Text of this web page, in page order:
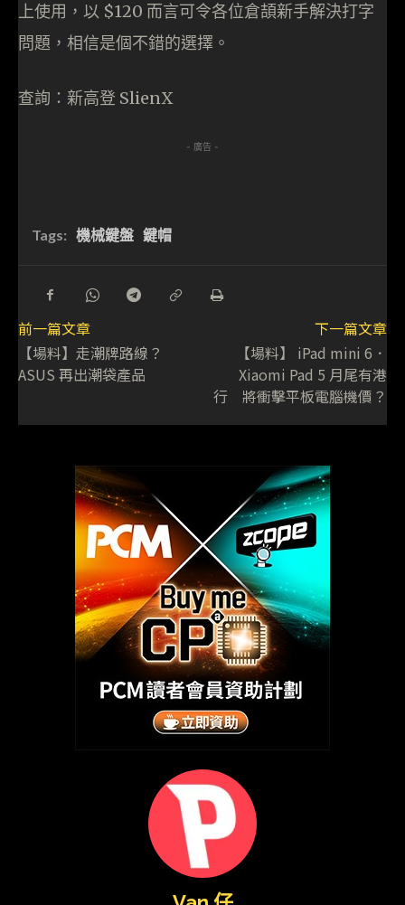
上使用，以 $120 而言可令各位倉頡新手解決打字
問題，相信是個不錯的選擇。
查詢：新高登 SlienX
- 廣告 -
Tags: 機械鍵盤 鍵帽
前一篇文章
【場料】走潮牌路線？
ASUS 再出潮袋產品
下一篇文章
【場料】 iPad mini 6．
Xiaomi Pad 5 月尾有港
行 將衝擊平板電腦機價？